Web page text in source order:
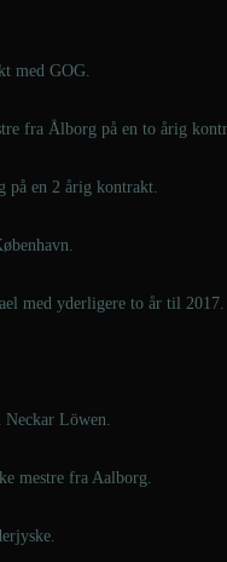
med GOG.
fra Ålborg på en to årig
på en 2 årig kontrakt.
med yderligere to år til 2017.
Neckar Löwen.
mestre fra Aalborg.